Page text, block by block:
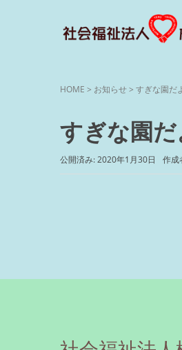
HOME > お知らせ> すぎな園だ
すぎな園
公開済み: 2020年1月30日 作成